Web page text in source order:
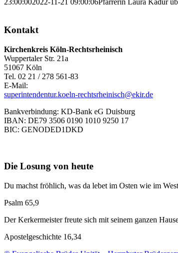
Kontakt
Kirchenkreis Köln-Rechtsrheinisch
Wuppertaler Str. 21a
51067 Köln
Tel. 02 21 / 278 561-83
E-Mail:
superintendentur.koeln-rechtsrheinisch@ekir.de
Bankverbindung: KD-Bank eG Duisburg
IBAN: DE79 3506 0190 1010 9250 17
BIC: GENODED1DKD
Die Losung von heute
Du machst fröhlich, was da lebet im Osten wie im
Psalm 65,9
Der Kerkermeister freute sich mit seinem ganzen
Apostelgeschichte 16,34